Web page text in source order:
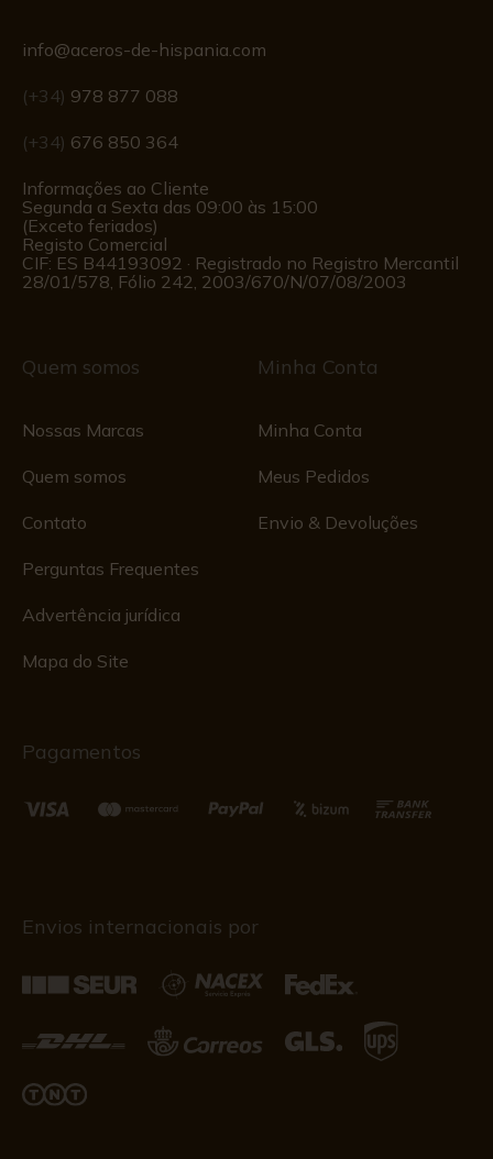
info@aceros-de-hispania.com
(+34) 978 877 088
(+34) 676 850 364
Informações ao Cliente
Segunda a Sexta das 09:00 às 15:00
(Exceto feriados)
Registo Comercial
CIF: ES B44193092 · Registrado no Registro Mercantil
28/01/578, Fólio 242, 2003/670/N/07/08/2003
Quem somos
Nossas Marcas
Quem somos
Contato
Perguntas Frequentes
Advertência jurídica
Mapa do Site
Minha Conta
Minha Conta
Meus Pedidos
Envio & Devoluções
Pagamentos
Envios internacionais por